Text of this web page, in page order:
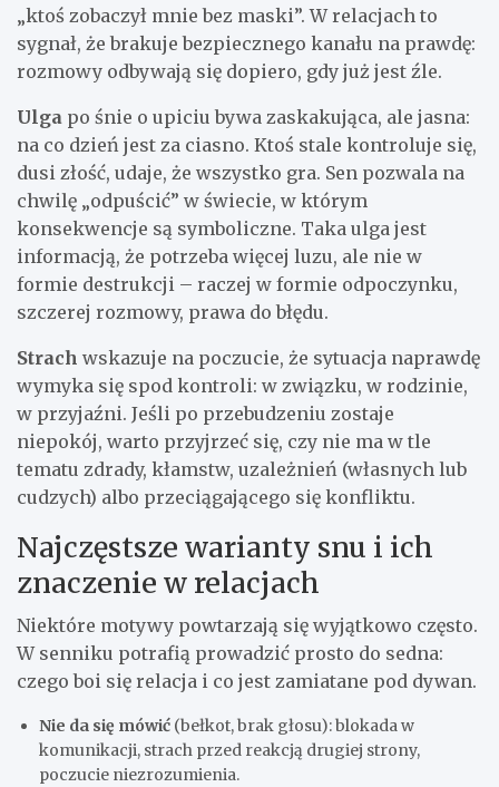
„ktoś zobaczył mnie bez maski”. W relacjach to
sygnał, że brakuje bezpiecznego kanału na prawdę:
rozmowy odbywają się dopiero, gdy już jest źle.
Ulga po śnie o upiciu bywa zaskakująca, ale jasna:
na co dzień jest za ciasno. Ktoś stale kontroluje się,
dusi złość, udaje, że wszystko gra. Sen pozwala na
chwilę „odpuścić” w świecie, w którym
konsekwencje są symboliczne. Taka ulga jest
informacją, że potrzeba więcej luzu, ale nie w
formie destrukcji – raczej w formie odpoczynku,
szczerej rozmowy, prawa do błędu.
Strach wskazuje na poczucie, że sytuacja naprawdę
wymyka się spod kontroli: w związku, w rodzinie,
w przyjaźni. Jeśli po przebudzeniu zostaje
niepokój, warto przyjrzeć się, czy nie ma w tle
tematu zdrady, kłamstw, uzależnień (własnych lub
cudzych) albo przeciągającego się konfliktu.
Najczęstsze warianty snu i ich
znaczenie w relacjach
Niektóre motywy powtarzają się wyjątkowo często.
W senniku potrafią prowadzić prosto do sedna:
czego boi się relacja i co jest zamiatane pod dywan.
Nie da się mówić (bełkot, brak głosu): blokada w
komunikacji, strach przed reakcją drugiej strony,
poczucie niezrozumienia.